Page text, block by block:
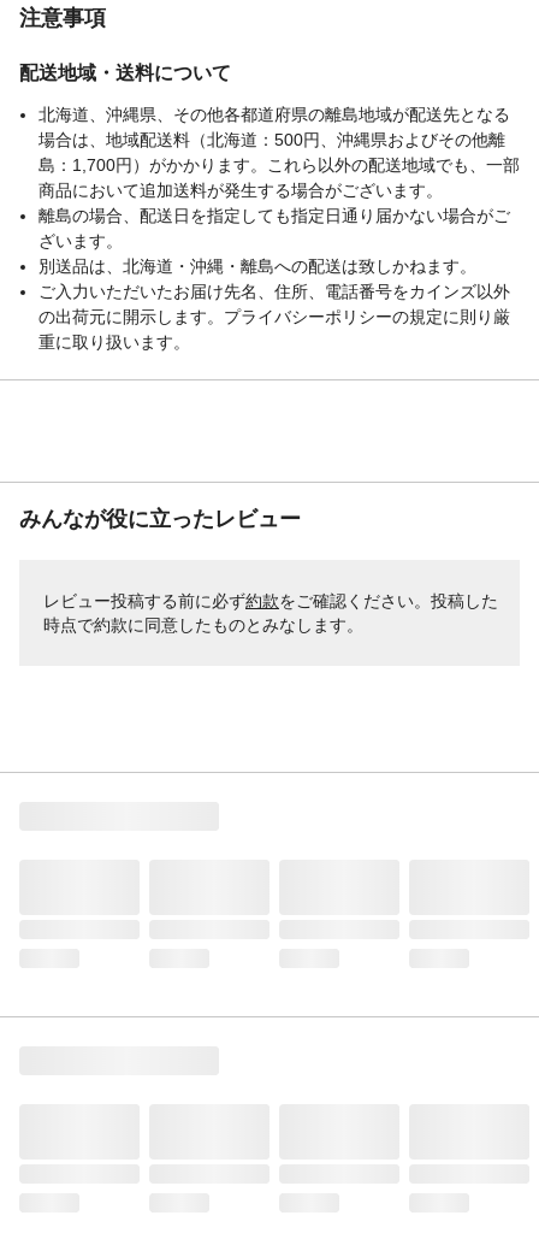
注意事項
配送地域・送料について
北海道、沖縄県、その他各都道府県の離島地域が配送先となる
場合は、地域配送料（北海道：500円、沖縄県およびその他離
島：1,700円）がかかります。これら以外の配送地域でも、一部
商品において追加送料が発生する場合がございます。
離島の場合、配送日を指定しても指定日通り届かない場合がご
ざいます。
別送品は、北海道・沖縄・離島への配送は致しかねます。
ご入力いただいたお届け先名、住所、電話番号をカインズ以外
の出荷元に開示します。プライバシーポリシーの規定に則り厳
重に取り扱います。
みんなが役に立ったレビュー
レビュー投稿する前に必ず約款をご確認ください。投稿した
時点で約款に同意したものとみなします。